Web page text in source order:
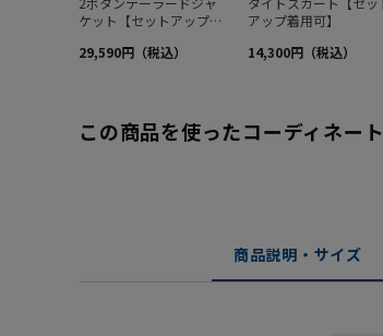
この商品を使ったコーディネート
商品説明・サイズ